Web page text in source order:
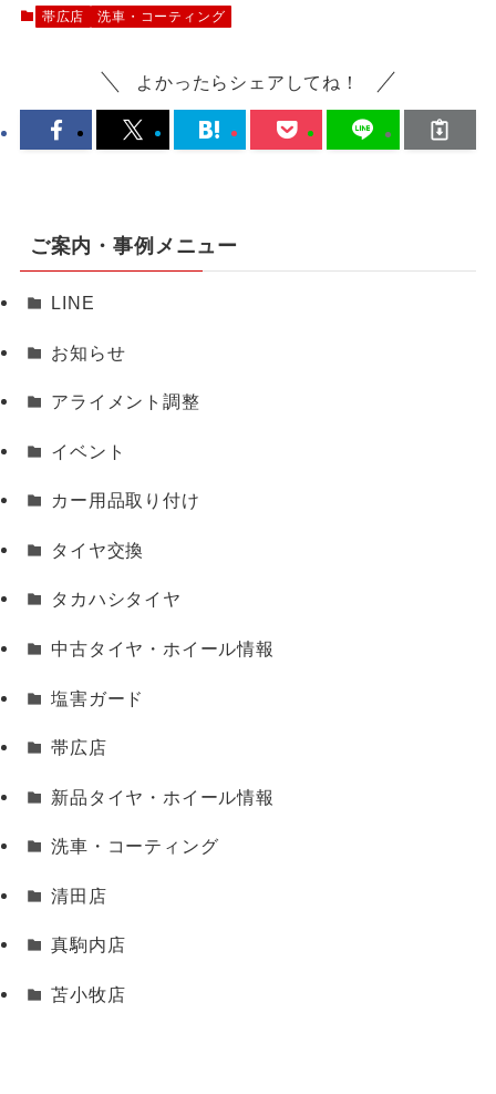
帯広店 洗車・コーティング
よかったらシェアしてね！
ご案内・事例メニュー
LINE
お知らせ
アライメント調整
イベント
カー用品取り付け
タイヤ交換
タカハシタイヤ
中古タイヤ・ホイール情報
塩害ガード
帯広店
新品タイヤ・ホイール情報
洗車・コーティング
清田店
真駒内店
苫小牧店